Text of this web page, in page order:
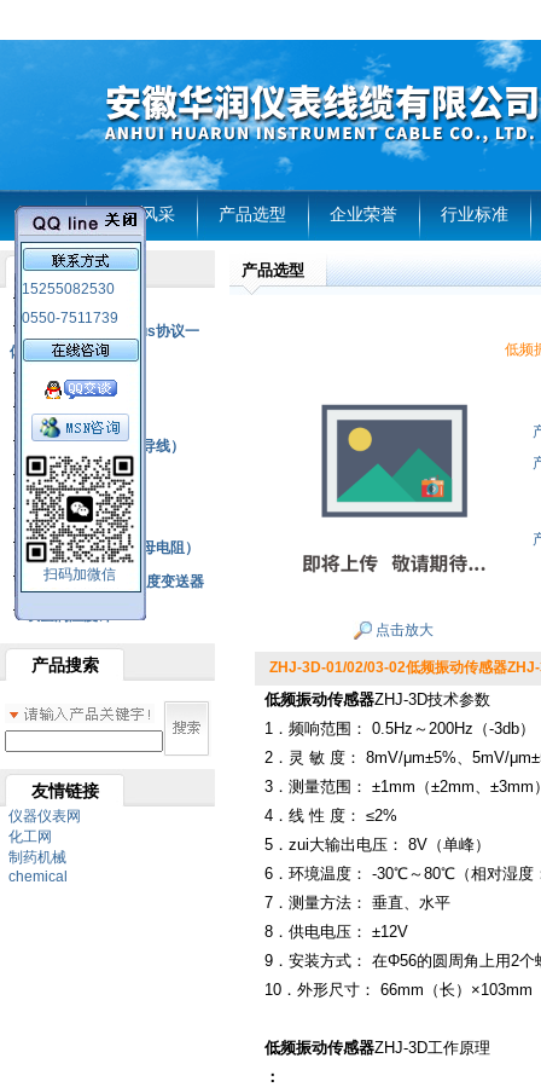
首页 企业风采 产品选型 企业荣誉 行业标准
15255082530
0550-7511739
扫码加微信
产品列表
RS485通讯modbus协议一
体化现场智能仪表
热电偶
压力式温度计
热电偶补偿电缆（导线）
振动传感器
热电阻
铂热电阻元件（云母电阻）
SBW系列一体化温度变送器
双金属温度计
产品搜索
友情链接
仪器仪表网
化工网
制药机械
chemical
产品选型
低频
点击放大
ZHJ-3D-01/02/03-02低频振动传感器
低频振动传感器ZHJ-3D技术参数
1．频响范围： 0.5Hz～200Hz（-3db）
2．灵 敏 度： 8mV/μm±5%、5mV/
3．测量范围： ±1mm（±2mm、±3mm
4．线 性 度： ≤2%
5．zui大输出电压： 8V（单峰）
6．环境温度： -30℃～80℃（相对湿度
7．测量方法： 垂直、水平
8．供电电压： ±12V
9．安装方式： 在Φ56的圆周角上用2个
10．外形尺寸： 66mm（长）
低频振动传感器ZHJ-3D工作原理
：